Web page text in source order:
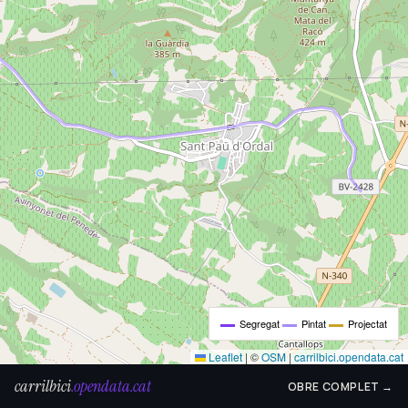
Segregat Pintat Projectat
Leaflet |©OSM|carrilbici.opendata.cat
carrilbici.opendata.cat OBRE COMPLET →